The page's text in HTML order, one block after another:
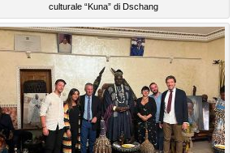
culturale “Kuna” di Dschang